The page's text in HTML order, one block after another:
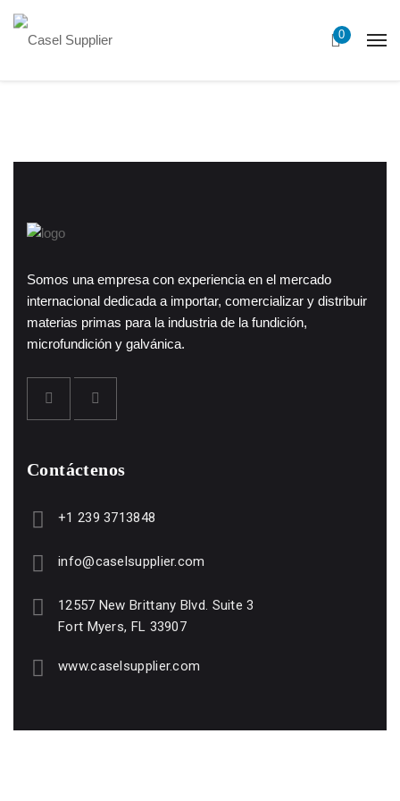
0
Somos una empresa con experiencia en el mercado
internacional dedicada a importar, comercializar y distribuir
materias primas para la industria de la fundición,
microfundición y galvánica.
Contáctenos
+1 239 3713848
info@caselsupplier.com
12557 New Brittany Blvd. Suite 3
Fort Myers, FL 33907
www.caselsupplier.com